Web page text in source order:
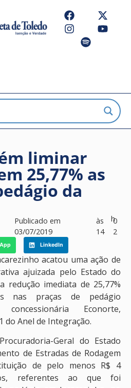
liminar
25,77% as
da
Publicado em
03/07/2019
às
14
h0
2
LinkedIn
acatou uma ação de
ajuizada pelo Estado do
redução imediata de 25,77%
nas praças de pedágio
Econorte,
do Anel de Integração.
Geral do Estado
de Estradas de Rodagem
de pelo menos R$ 4
referentes ao que foi